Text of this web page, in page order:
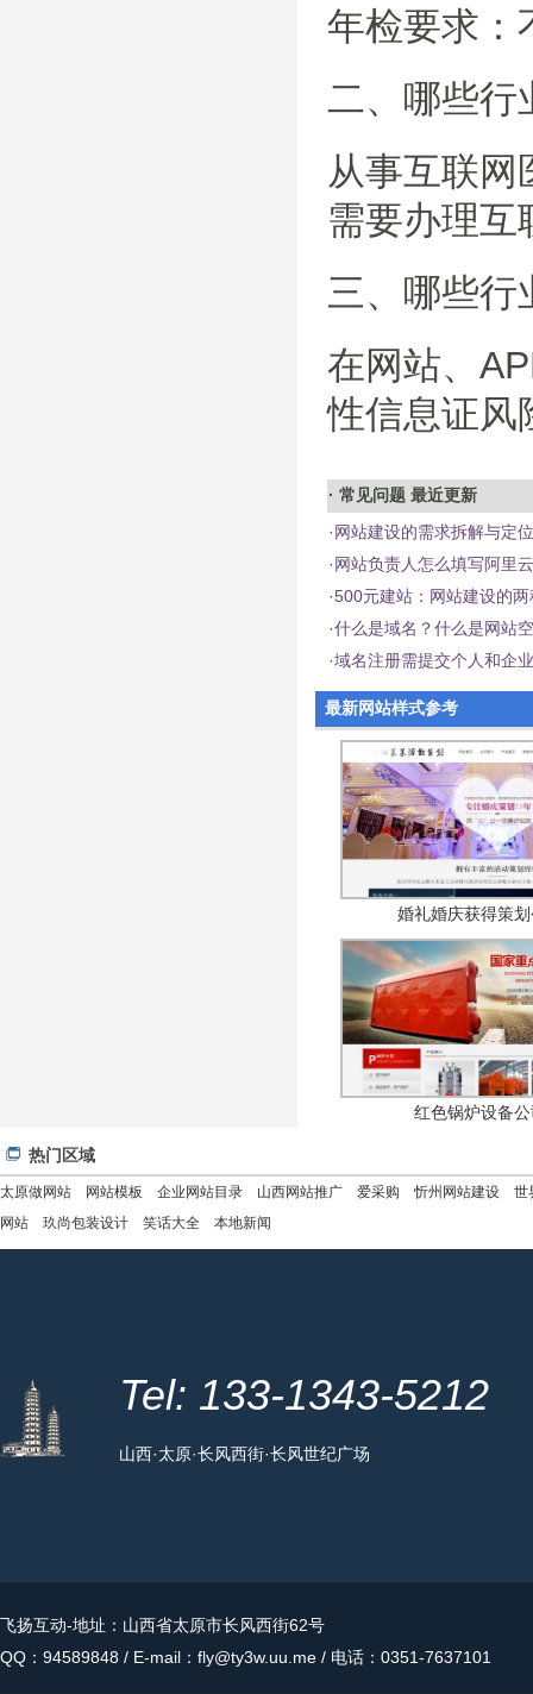
年检要求：
二、哪些行
从事互联
需要办理互
三、哪些行
在网站、
性信息证风
· 常见问题 最近更新
·网站建设的需求拆解与定
·网站负责人怎么填写阿里
·500元建站：网站建设的
·什么是域名？什么是网站
·域名注册需提交个人和企
最新网站样式参考
婚礼婚庆获得策
红色锅炉设备
热门区域
太原做网站 网站模板 企业网站目录 山西网站推广 爱采购 忻州网站建设
世
网站
玖尚包装设计 笑话大全 本地新闻
Tel: 133-1343-5212
山西·太原·长风西街·长风世纪广场
飞扬互动-地址：山西省太原市长风西街62号
QQ：94589848 / E-mail：fly@ty3w.uu.me / 电话：0351-7637101